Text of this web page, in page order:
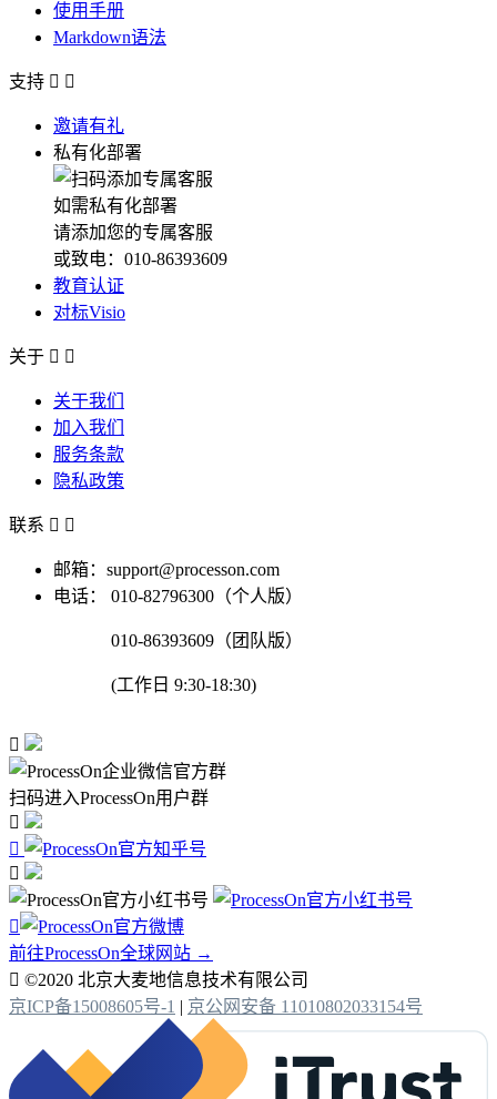
使用手册
Markdown语法
支持  
邀请有礼
私有化部署
如需私有化部署
请添加您的专属客服
或致电：010-86393609
教育认证
对标Visio
关于  
关于我们
加入我们
服务条款
隐私政策
联系  
邮箱：support@processon.com
电话：
010-82796300（个人版）
010-86393609（团队版）
(工作日 9:30-18:30)

扫码进入ProcessOn用户群




前往ProcessOn全球网站 →
 ©2020 北京大麦地信息技术有限公司
京ICP备15008605号-1 | 京公网安备 11010802033154号